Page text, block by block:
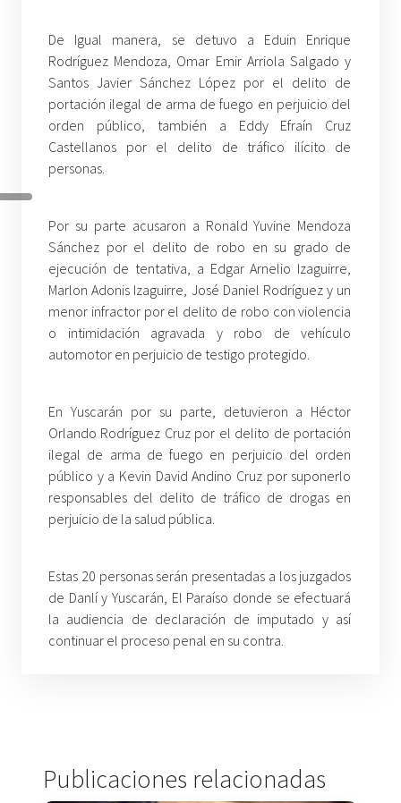
De Igual manera, se detuvo a Eduin Enrique
Rodríguez Mendoza, Omar Emir Arriola Salgado y
Santos Javier Sánchez López por el delito de
portación ilegal de arma de fuego en perjuicio del
orden público, también a Eddy Efraín Cruz
Castellanos por el delito de tráfico ilícito de
personas.
Por su parte acusaron a Ronald Yuvine Mendoza
Sánchez por el delito de robo en su grado de
ejecución de tentativa, a Edgar Arnelio Izaguirre,
Marlon Adonis Izaguirre, José Daniel Rodríguez y un
menor infractor por el delito de robo con violencia
o intimidación agravada y robo de vehículo
automotor en perjuicio de testigo protegido.
En Yuscarán por su parte, detuvieron a Héctor
Orlando Rodríguez Cruz por el delito de portación
ilegal de arma de fuego en perjuicio del orden
público y a Kevin David Andino Cruz por suponerlo
responsables del delito de tráfico de drogas en
perjuicio de la salud pública.
Estas 20 personas serán presentadas a los juzgados
de Danlí y Yuscarán, El Paraíso donde se efectuará
la audiencia de declaración de imputado y así
continuar el proceso penal en su contra.
Publicaciones relacionadas